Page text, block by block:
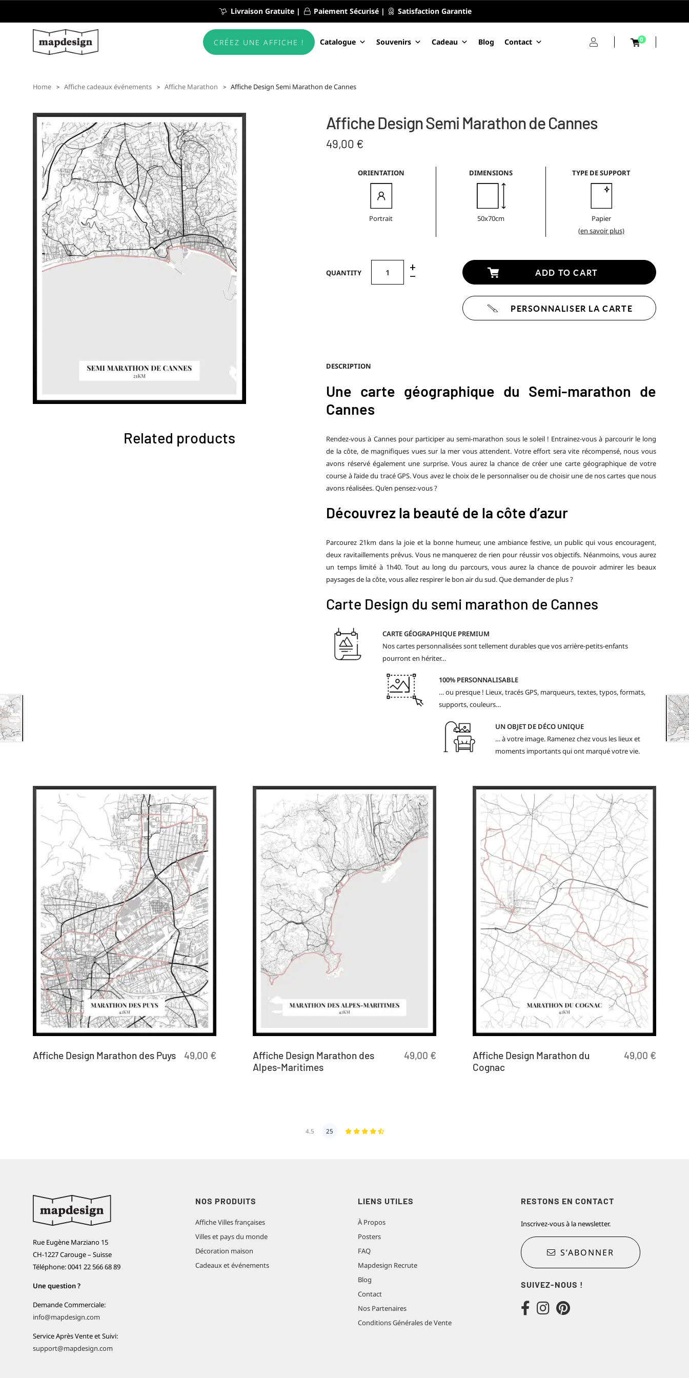
Livraison Gratuite | Paiement Sécurisé | Satisfaction Garantie
CRÉEZ UNE AFFICHE ! Catalogue Souvenirs Cadeau Blog Contact 0
Home Affiche cadeaux événements Affiche Marathon Affiche Design Semi Marathon de Cannes
Affiche Design Semi Marathon de Cannes
49,00 €
ORIENTATION
Portrait
DIMENSIONS
50x70cm
TYPE DE SUPPORT
Papier
(en savoir plus)
QUANTITY +
– ADD TO CART
PERSONNALISER LA CARTE
DESCRIPTION
Une carte géographique du Semi-marathon de
Cannes
Rendez-vous à Cannes pour participer au semi-marathon sous le soleil ! Entrainez-vous à parcourir le long
de la côte, de magnifiques vues sur la mer vous attendent. Votre effort sera vite récompensé, nous vous
avons réservé également une surprise. Vous aurez la chance de créer une carte géographique de votre
course à l’aide du tracéGPS. Vous avez le choix de le personnaliser ou de choisir une de nos cartes que nous
avons réalisées. Qu’en pensez-vous ?
Découvrez la beauté de la côte d’azur
Parcourez 21km dans la joie et la bonne humeur, une ambiance festive, un public qui vous encouragent,
deux ravitaillements prévus. Vous ne manquerez de rien pour réussir vos objectifs. Néanmoins, vous aurez
un temps limité à 1h40. Tout au long du parcours, vous aurez la chance de pouvoir admirer les beaux
paysages de la côte, vous allez respirer le bon air du sud. Que demanderde plus ?
Carte Design du semi marathon de Cannes
CARTE GÉOGRAPHIQUE PREMIUM
Nos cartes personnalisées sont tellement durables que vos arrière-petits-enfants
pourront en hériter…
100% PERSONNALISABLE
… ou presque ! Lieux, tracés GPS, marqueurs, textes, typos, formats,
supports, couleurs…
UN OBJET DE DÉCO UNIQUE
… à votre image. Ramenez chez vous les lieux et
moments importants qui ont marqué votre vie.
Related products
49,00 €
Affiche Design Marathon des Puys 49,00 €
Affiche Design Marathon des
Alpes-Maritimes
49,00 €
Affiche Design Marathon du
Cognac
4.5 25
Rue Eugène Marziano 15
CH-1227 Carouge – Suisse
Téléphone: 0041 22 566 68 89
Une question ?
Demande Commerciale:
info@mapdesign.com
Service Après Vente et Suivi:
support@mapdesign.com
NOS PRODUITS
Affiche Villes françaises
Villes et pays du monde
Décoration maison
Cadeaux et événements
LIENS UTILES
À Propos
Posters
FAQ
Mapdesign Recrute
Blog
Contact
Nos Partenaires
Conditions Générales de Vente
RESTONS EN CONTACT
Inscrivez-vous à la newsletter.
S’ABONNER
SUIVEZ-NOUS !